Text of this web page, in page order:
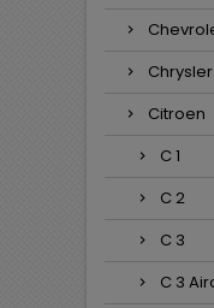
Chrysler
Citroen
C 1
C 2
C 3
C 3